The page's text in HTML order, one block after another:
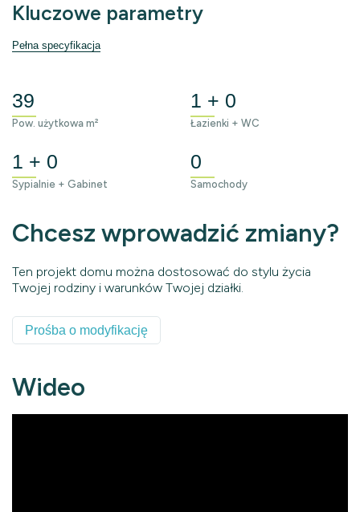
Kluczowe parametry
Pełna specyfikacja
39
Pow. użytkowa m²
1 + 0
Łazienki + WC
1 + 0
Sypialnie + Gabinet
0
Samochody
Chcesz wprowadzić zmiany?
Ten projekt domu można dostosować do stylu życia
Twojej rodziny i warunków Twojej działki.
Prośba o modyfikację
Wideo